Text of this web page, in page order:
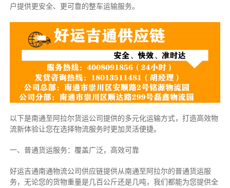
户提供更安全、更可靠的整车运输服务。
以下是南通至阿拉尔货运公司提供的多元化运输方式，打造高效物
流新体验让您在选择物流服务时更加灵活便捷。
一、普通货运服务：覆盖广泛，高效可靠
好运吉通南通物流公司供应链提供从南通至阿拉尔的普通货运服
务，无论您的货物重量是几百公斤还是几吨，我们都能为您提供全